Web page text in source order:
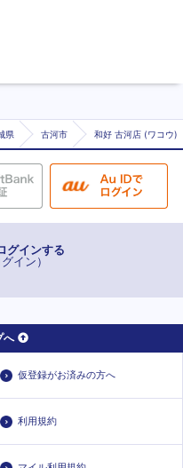
県 古河市 和好 古河店 (ワコウ)
グインする
グイン）
へ
仮登録がお済みの方へ
利用規約